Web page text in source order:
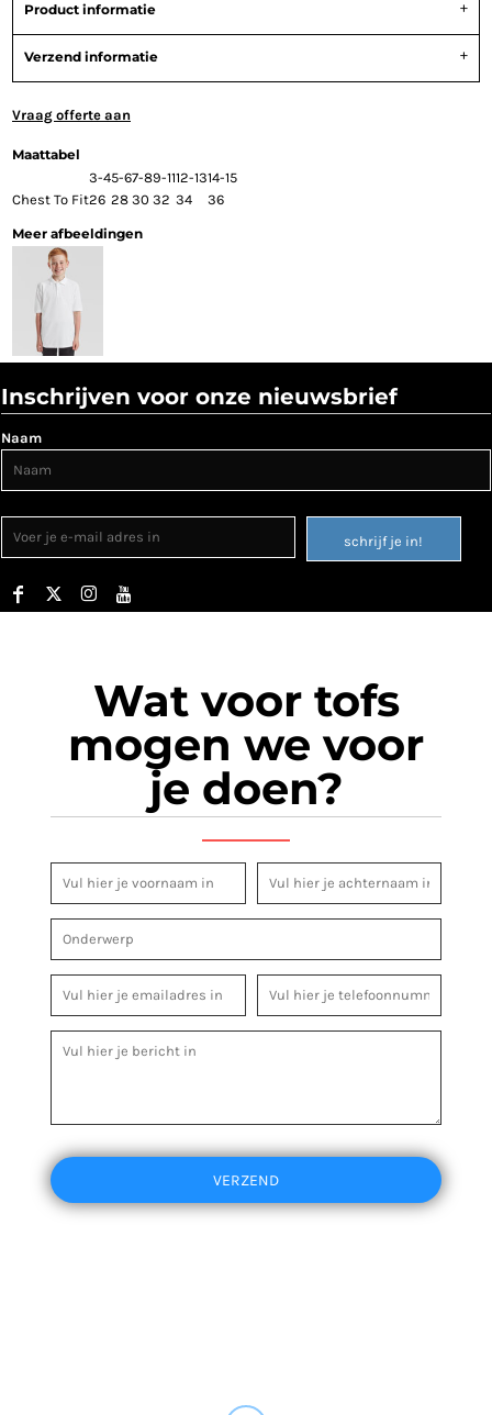
Product informatie
Verzend informatie
Vraag offerte aan
Maattabel
3-45-67-89-1112-1314-15
Chest To Fit26 28 30 32 34 36
Meer afbeeldingen
Inschrijven voor onze nieuwsbrief
Naam
schrijf je in!
Wat voor tofs
mogen we voor
je doen?
VERZEND